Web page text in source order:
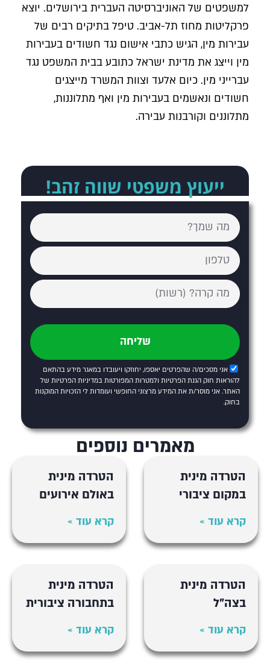
למשפטים של האוניברסיטה העברית בירושלים. יוצא
פרקליטות מחוז תל-אביב. טיפל בתיקים רבים של
עבירות מין, הגיש כתבי אישום נגד חשודים בעבירות
מין וייצג את מדינת ישראל כתובע בבית המשפט נגד
עברייני מין. כיום אלעד וצוות המשרד מייצגים
חשודים ונאשמים בעבירות מין ואף מתלוננות,
מתלוננים וקורבנות עבירה.
ייעוץ משפטי שווה זהב!
אני מסכים/ה שהפרטים יאספו, יחוזקו ויעובדו במאגר מידע בהתאם
להוראות חוק הגנת הפרטיות ולמטרות המפורטות במדיניות הפרטיות של
האתר. אני מוסר/ת את המידע מרצוני החופשי ועומדות לי הזכויות המוקנות
בחוק.
שליחה
מאמרים נוספים
הטרדה מינית
במקום ציבורי
קרא עוד »
הטרדה מינית
באולם אירועים
קרא עוד »
הטרדה מינית
בצה"ל
קרא עוד »
הטרדה מינית
בתחבורה ציבורית
קרא עוד »